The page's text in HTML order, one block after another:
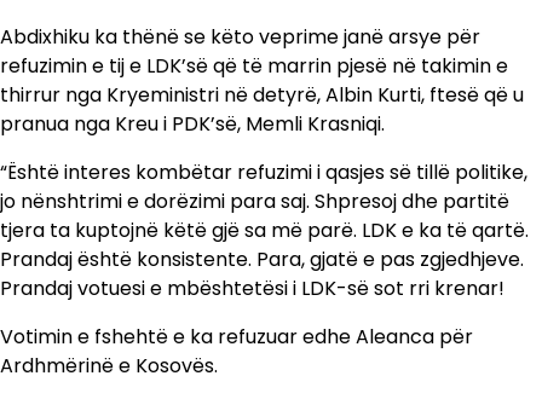
Abdixhiku ka thënë se këto veprime janë arsye për
refuzimin e tij e LDK’së që të marrin pjesë në takimin e
thirrur nga Kryeministri në detyrë, Albin Kurti, ftesë që u
pranua nga Kreu i PDK’së, Memli Krasniqi.
“Është interes kombëtar refuzimi i qasjes së tillë politike,
jo nënshtrimi e dorëzimi para saj. Shpresoj dhe partitë
tjera ta kuptojnë këtë gjë sa më parë. LDK e ka të qartë.
Prandaj është konsistente. Para, gjatë e pas zgjedhjeve.
Prandaj votuesi e mbështetësi i LDK-së sot rri krenar!
Votimin e fshehtë e ka refuzuar edhe Aleanca për
Ardhmërinë e Kosovës.